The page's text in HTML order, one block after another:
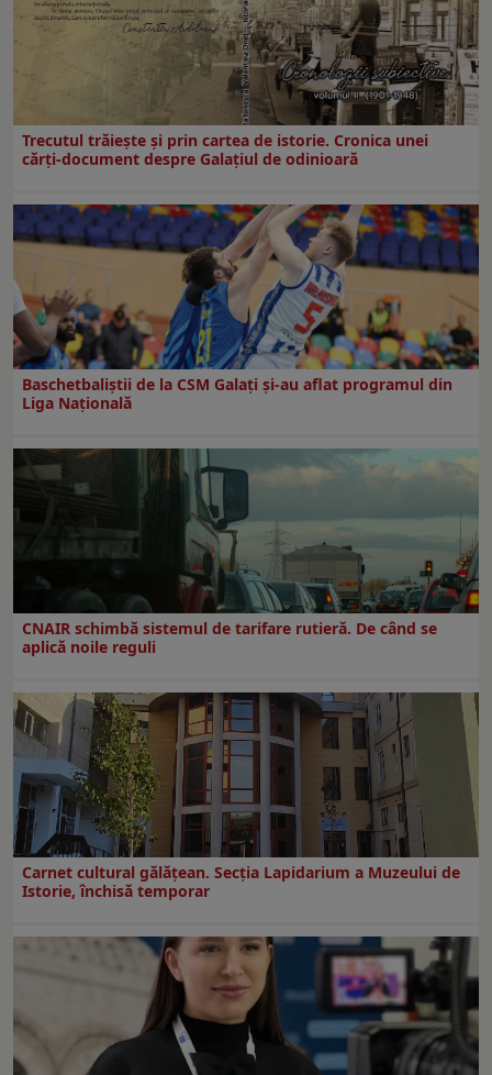
Trecutul trăiește și prin cartea de istorie. Cronica unei
cărți-document despre Galațiul de odinioară
Baschetbaliștii de la CSM Galați și-au aflat programul din
Liga Națională
CNAIR schimbă sistemul de tarifare rutieră. De când se
aplică noile reguli
Carnet cultural gălăţean. Secţia Lapidarium a Muzeului de
Istorie, închisă temporar